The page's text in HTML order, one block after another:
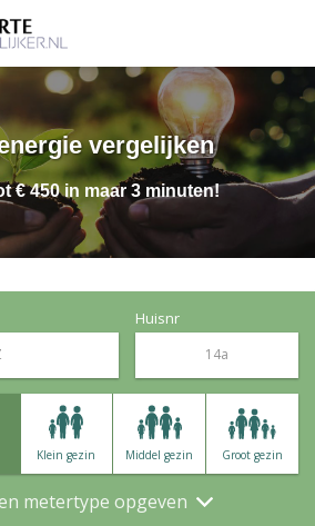
vergelijken
€ 450 in maar 3 minuten!
Huisnr
Klein gezin Middel gezin Groot gezin
metertype opgeven